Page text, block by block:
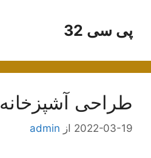
محتواپی سی 32
طراحی آشپزخانه
2022-03-19 از admin